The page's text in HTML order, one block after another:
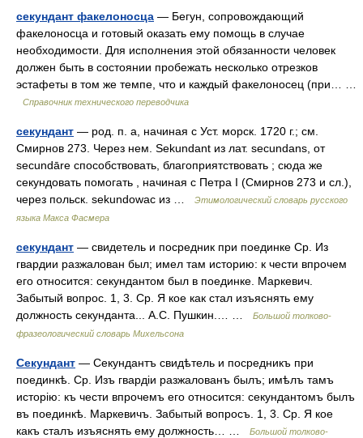
секундант факелоносца — Бегун, сопровождающий
факелоносца и готовый оказать ему помощь в случае
необходимости. Для исполнения этой обязанности человек
должен быть в состоянии пробежать несколько отрезков
эстафеты в том же темпе, что и каждый факелоносец (при… …
Справочник технического переводчика
секундант — род. п. а, начиная с Уст. морск. 1720 г.; см.
Смирнов 273. Через нем. Sekundant из лат. secundans, от
secundāre способствовать, благоприятствовать ; сюда же
секундовать помогать , начиная с Петра I (Смирнов 273 и сл.),
через польск. sekundowac из …
Этимологический словарь русского
языка Макса Фасмера
секундант — свидетель и посредник при поединке Ср. Из
гвардии разжалован был; имел там историю: к чести впрочем
его относится: секундантом был в поединке. Маркевич.
Забытый вопрос. 1, 3. Ср. Я кое как стал изъяснять ему
должность секунданта... А.С. Пушкин.… …
Большой толково-
фразеологический словарь Михельсона
Секундант — Секундантъ свидѣтель и посредникъ при
поединкѣ. Ср. Изъ гвардіи разжалованъ былъ; имѣлъ тамъ
исторію: къ чести впрочемъ его относится: секундантомъ былъ
въ поединкѣ. Маркевичъ. Забытый вопросъ. 1, 3. Ср. Я кое
какъ сталъ изъяснять ему должность… …
Большой толково-